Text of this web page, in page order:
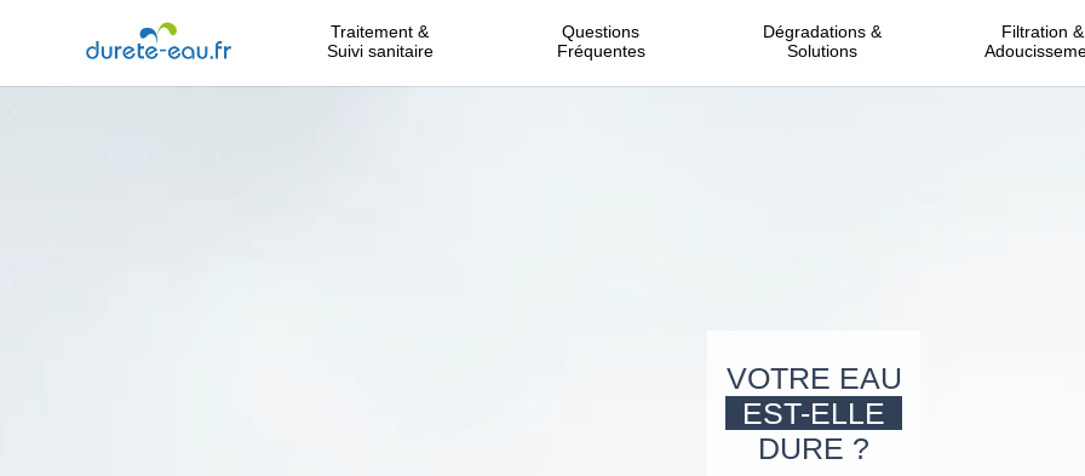
Traitement &
Suivi sanitaire
Questions
Fréquentes
Dégradations &
Solutions
Filtration &
VOTRE EAU
EST-ELLE
DURE ?